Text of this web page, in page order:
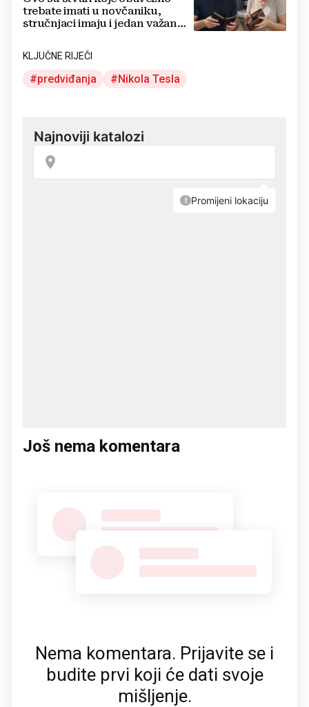
trebate imati u novčaniku,
stručnjaci imaju i jedan važan
KLJUČNE RIJEČI
predviđanja Nikola Tesla
Još nema komentara
Nema komentara. Prijavite se i
budite prvi koji će dati svoje
mišljenje.